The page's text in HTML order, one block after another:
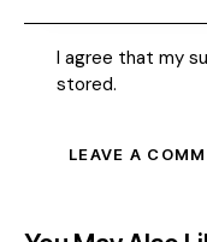
I agree that my
stored.